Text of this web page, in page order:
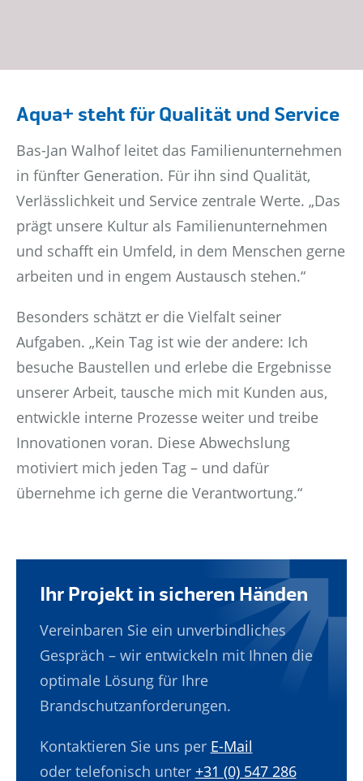
Aqua+ steht für Qualität und Service
Bas-Jan Walhof leitet das Familienunternehmen
in fünfter Generation. Für ihn sind Qualität,
Verlässlichkeit und Service zentrale Werte. „Das
prägt unsere Kultur als Familienunternehmen
und schafft ein Umfeld, in dem Menschen gerne
arbeiten und in engem Austausch stehen.“
Besonders schätzt er die Vielfalt seiner
Aufgaben. „Kein Tag ist wie der andere: Ich
besuche Baustellen und erlebe die Ergebnisse
unserer Arbeit, tausche mich mit Kunden aus,
entwickle interne Prozesse weiter und treibe
Innovationen voran. Diese Abwechslung
motiviert mich jeden Tag – und dafür
übernehme ich gerne die Verantwortung.“
Ihr Projekt in sicheren Händen
Vereinbaren Sie ein unverbindliches
Gespräch – wir entwickeln mit Ihnen die
optimale Lösung für Ihre
Brandschutzanforderungen.
Kontaktieren Sie uns per E-Mail
oder telefonisch unter +31 (0) 547 286